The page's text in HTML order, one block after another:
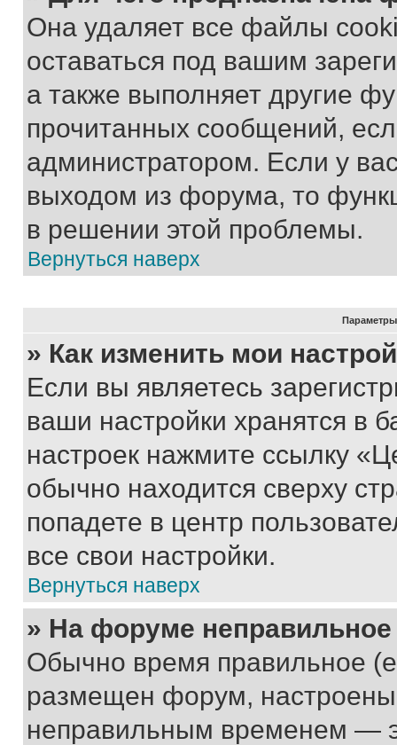
Она удаляет все файлы
оставаться под вашим
а также выполняет другие
прочитанных сообщений,
администратором. Если у
выходом из форума, то
в решении этой проблемы.
Вернуться наверх
Параметры
» Как изменить мои
Если вы являетесь
ваши настройки хранятся в
настроек нажмите ссылку
обычно находится сверху
попадете в центр
все свои настройки.
Вернуться наверх
» На форуме
Обычно время правильное
размещен форум, настроены
неправильным временем —